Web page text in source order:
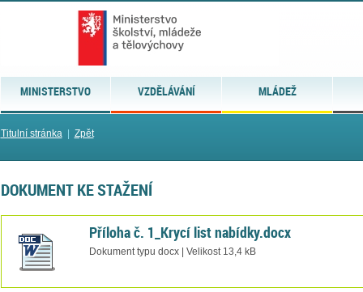
MINISTERSTVO VZDĚLÁVÁNÍ MLÁDEŽ
Titulní stránka| Zpět
DOKUMENT KE STAŽENÍ
Příloha č. 1_Krycí list nabídky.docx
Dokument typu docx | Velikost 13,4 kB